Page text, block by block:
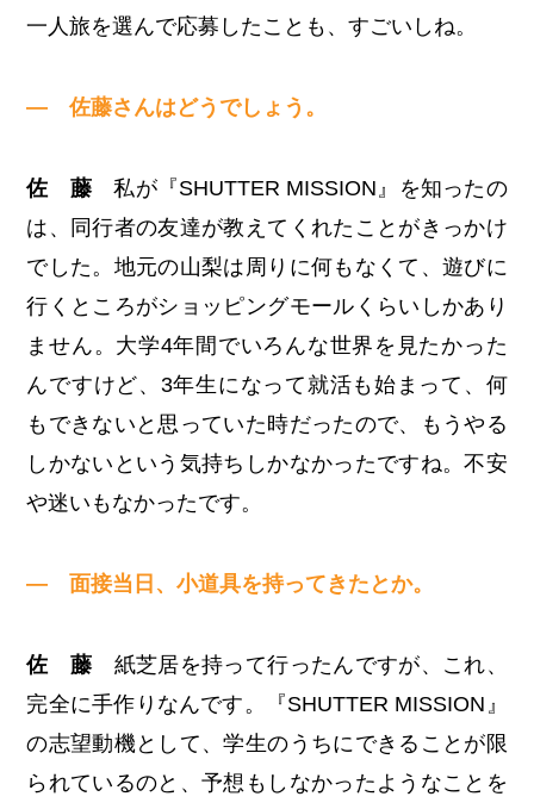
一人旅を選んで応募したことも、すごいしね。
— 佐藤さんはどうでしょう。
佐 藤私が『SHUTTER MISSION』を知ったの
は、同行者の友達が教えてくれたことがきっかけ
でした。地元の山梨は周りに何もなくて、遊びに
行くところがショッピングモールくらいしかあり
ません。大学4年間でいろんな世界を見たかった
んですけど、3年生になって就活も始まって、何
もできないと思っていた時だったので、もうやる
しかないという気持ちしかなかったですね。不安
や迷いもなかったです。
— 面接当日、小道具を持ってきたとか。
佐 藤 紙芝居を持って行ったんですが、これ、
完全に手作りなんです。『SHUTTER MISSION』
の志望動機として、学生のうちにできることが限
られているのと、予想もしなかったようなことを